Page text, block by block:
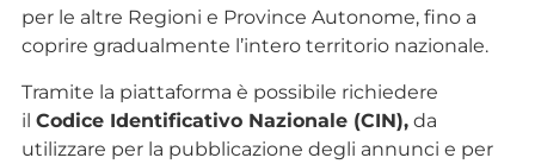
per le altre Regioni e Province Autonome, fino a
coprire gradualmente l’intero territorio nazionale.
Tramite la piattaforma è possibile richiedere
il Codice Identificativo Nazionale (CIN),da
utilizzare per la pubblicazione degli annunci e per